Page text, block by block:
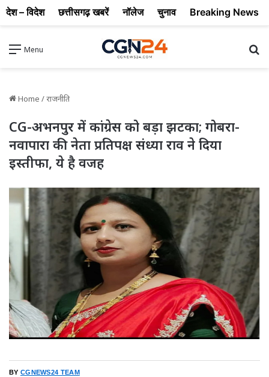
Menu
Home /राजनीति
CG-अभनपुर में कांग्रेस को बड़ा झटका; गोबरा-
नवापारा की नेता प्रतिपक्ष संध्या राव ने दिया
इस्तीफा, ये है वजह
BY CGNEWS24 TEAM
देश – विदेश छत्तीसगढ़ खबरें नॉलेज चुनाव Breaking News